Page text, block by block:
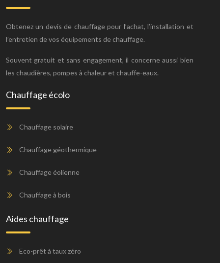
Obtenez un devis de chauffage pour l’achat, l’installation et
l’entretien de vos équipements de chauffage.
Souvent gratuit et sans engagement, il concerne aussi bien
les chaudières, pompes à chaleur et chauffe-eaux.
Chauffage écolo
Chauffage solaire
Chauffage géothermique
Chauffage éolienne
Chauffage à bois
Aides chauffage
Eco-prêt à taux zéro